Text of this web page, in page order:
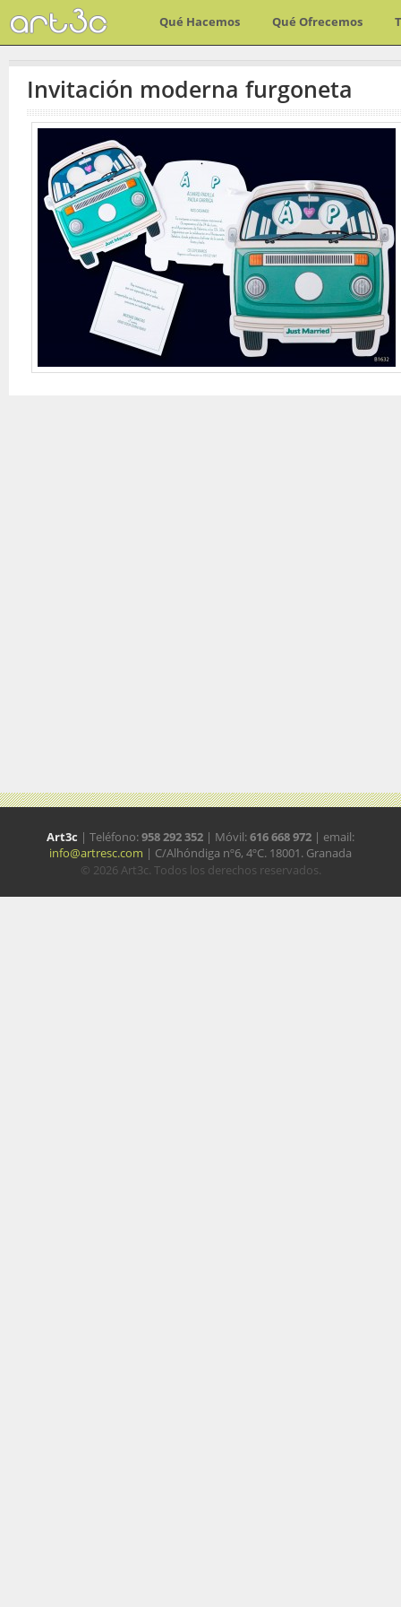
Qué Hacemos Qué Ofrecemos
Invitación moderna furgoneta
Art3c | Teléfono:958 292 352 | Móvil:616 668 972 | email:
info@artresc.com | C/Alhóndiga nº6, 4ºC. 18001. Granada
© 2026 Art3c. Todos los derechos reservados.